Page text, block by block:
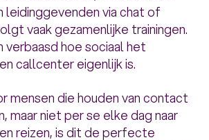
leidinggevenden via chat of
vaak gezamenlijke trainingen.
verbaasd hoe sociaal het
callcenter eigenlijk is.
mensen die houden van contact
maar niet per se elke dag naar
reizen, is dit de perfecte